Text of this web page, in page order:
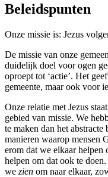
Beleidspunten
Onze missie is: Jezus
De missie van onze
duidelijk doel voor ogen
oproept tot ‘actie’. Het
gemeente, maar ook voor
Onze relatie met Jezus
gebied van missie. We
te maken dan het
manieren waarop mensen
erom dat we elkaar helpen
helpen om dat ook te doen.
we zien om naar elkaar,